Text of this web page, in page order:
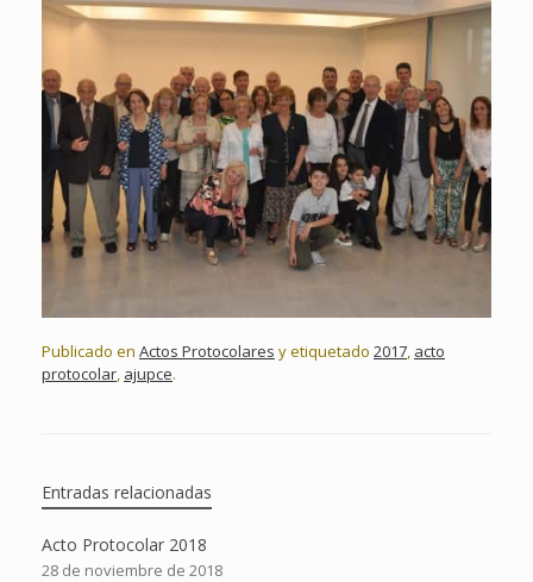
Publicado en Actos Protocolares y etiquetado 2017, acto
protocolar, ajupce.
Entradas relacionadas
Acto Protocolar 2018
28 de noviembre de 2018